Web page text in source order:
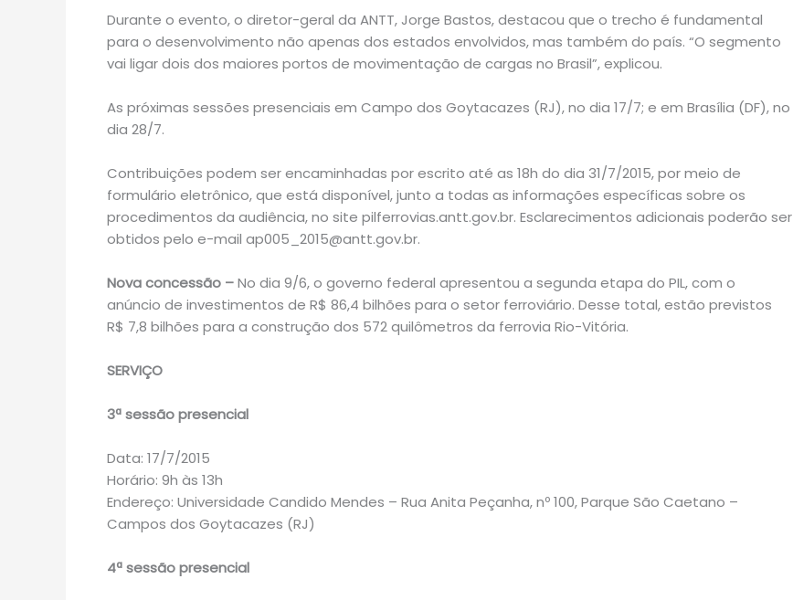
Durante o evento, o diretor-geral da ANTT, Jorge Bastos, destacou que o trecho é fundamental
para o desenvolvimento não apenas dos estados envolvidos, mas também do país. “O segmento
vai ligar dois dos maiores portos de movimentação de cargas no Brasil”, explicou.
As próximas sessões presenciais em Campo dos Goytacazes (RJ), no dia 17/7; e em Brasília (DF), no
dia 28/7.
Contribuições podem ser encaminhadas por escrito até as 18h do dia 31/7/2015, por meio de
formulário eletrônico, que está disponível, junto a todas as informações específicas sobre os
procedimentos da audiência, no site pilferrovias.antt.gov.br. Esclarecimentos adicionais poderão ser
obtidos pelo e-mail ap005_2015@antt.gov.br.
Nova concessão –No dia 9/6, o governo federal apresentou a segunda etapa do PIL, com o
anúncio de investimentos de R$ 86,4 bilhões para o setor ferroviário. Desse total, estão previstos
R$ 7,8 bilhões para a construção dos 572 quilômetros da ferrovia Rio-Vitória.
SERVIÇO
3ª sessão presencial
Data: 17/7/2015
Horário: 9h às 13h
Endereço: Universidade Candido Mendes – Rua Anita Peçanha, nº 100, Parque São Caetano –
Campos dos Goytacazes (RJ)
4ª sessão presencial